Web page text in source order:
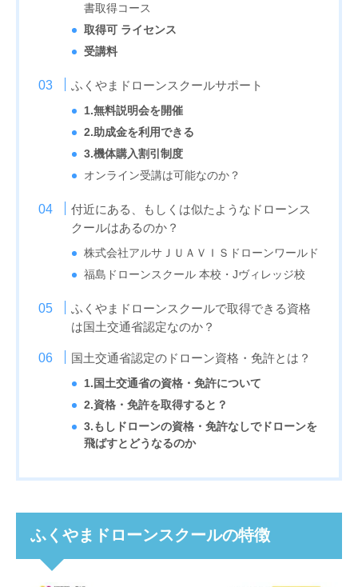
書取得コース
取得可 ライセンス
受講料
ふくやまドローンスクールサポート
1.無料説明会を開催
2.助成金を利用できる
3.機体購入割引制度
オンライン受講は可能なのか？
付近にある、もしくは似たようなドローンス
クールはあるのか？
株式会社アルサＪＵＡＶＩＳドローンワールド
福島ドローンスクール 本校・Jヴィレッジ校
ふくやまドローンスクールで取得できる資格
は国土交通省認定なのか？
国土交通省認定のドローン資格・免許とは？
1.国土交通省の資格・免許について
2.資格・免許を取得すると？
3.もしドローンの資格・免許なしでドローンを
飛ばすとどうなるのか
ふくやまドローンスクールの特徴